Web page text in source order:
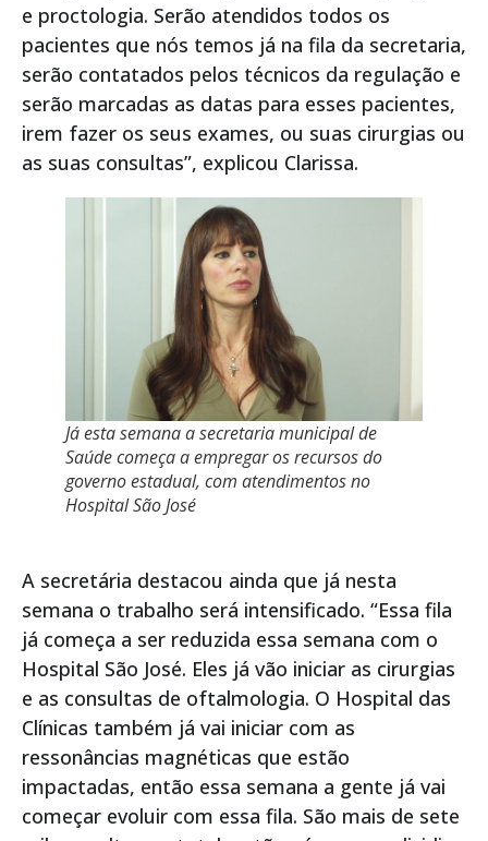
e proctologia. Serão atendidos todos os
pacientes que nós temos já na fila da secretaria,
serão contatados pelos técnicos da regulação e
serão marcadas as datas para esses pacientes,
irem fazer os seus exames, ou suas cirurgias ou
as suas consultas”, explicou Clarissa.
Já esta semana a secretaria municipal de
Saúde começa a empregar os recursos do
governo estadual, com atendimentos no
Hospital São José
A secretária destacou ainda que já nesta
semana o trabalho será intensificado. “Essa fila
já começa a ser reduzida essa semana com o
Hospital São José. Eles já vão iniciar as cirurgias
e as consultas de oftalmologia. O Hospital das
Clínicas também já vai iniciar com as
ressonâncias magnéticas que estão
impactadas, então essa semana a gente já vai
começar evoluir com essa fila. São mais de sete